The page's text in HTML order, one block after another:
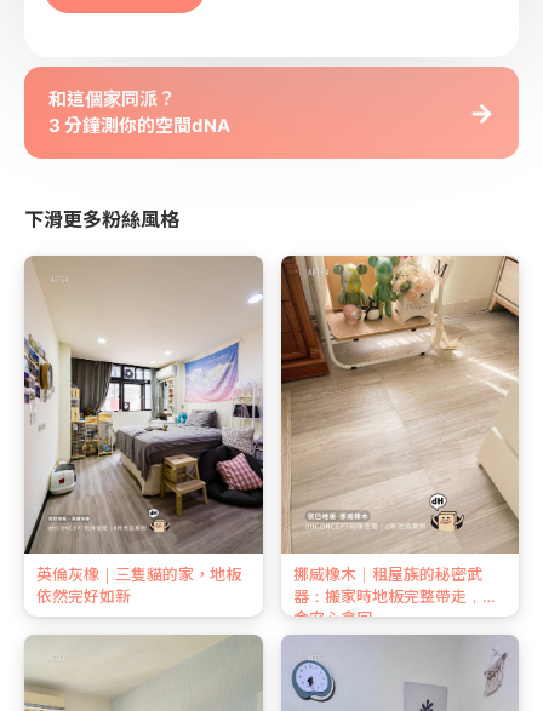
和這個家同派？
3 分鐘測你的空間dNA
→
下滑更多粉絲風格
英倫灰橡｜三隻貓的家，地板
依然完好如新
挪威橡木｜租屋族的秘密武
器：搬家時地板完整帶走，押
金安心拿回